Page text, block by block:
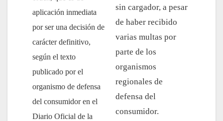
aplicación inmediata
por ser una decisión de
carácter definitivo,
según el texto
publicado por el
organismo de defensa
del consumidor en el
Diario Oficial de la
sin cargador, a pesar
de haber recibido
varias multas por
parte de los
organismos
regionales de
defensa del
consumidor.